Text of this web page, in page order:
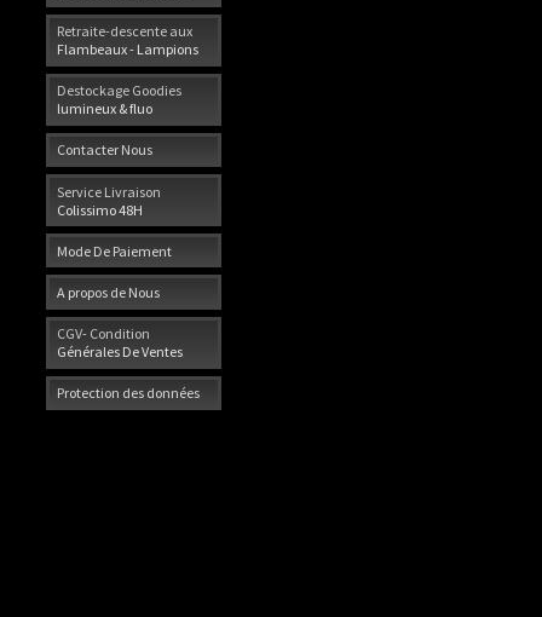
Retraite-descente aux
Flambeaux - Lampions
Destockage Goodies
lumineux & fluo
Contacter Nous
Service Livraison
Colissimo 48H
Mode De Paiement
A propos de Nous
CGV- Condition
Générales De Ventes
Protection des données